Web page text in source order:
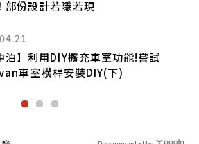
宣佈從新型「Prelude」開始搭載全
「Honda S+ Shift」
檔操駕感的駕駛樂趣